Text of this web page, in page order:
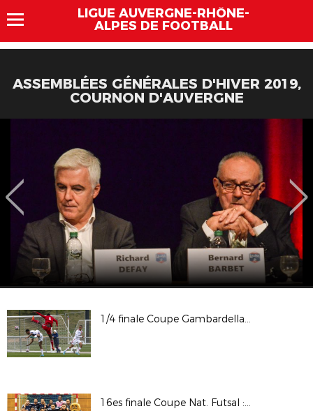
LIGUE AUVERGNE-RHÔNE-
ALPES DE FOOTBALL
ASSEMBLÉES GÉNÉRALES D'HIVER 2019,
COURNON D'AUVERGNE
1/4 finale Coupe Gambardella : OL / RCSA
16es finale Coupe Nat. Futsal : AS Martel Caluire / Toulon Elite Futsal © Photos LAuRAFoot- Alain Chenevière